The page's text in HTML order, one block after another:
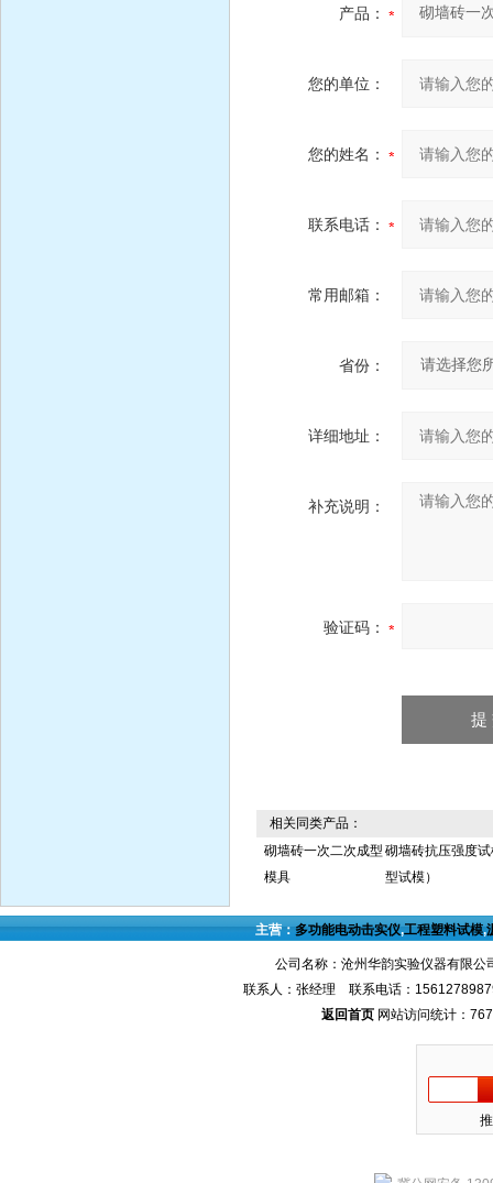
产品：
您的单位：
您的姓名：
联系电话：
常用邮箱：
省份：
详细地址：
补充说明：
验证码：
相关同类产品：
砌墙砖一次二次成型
模具
砌墙砖抗压强度
型试模）
主营：多功能电动击实仪,工程塑料试模,
公司名称：沧州华韵实验仪器有限
联系人：张经理 联系电话：
返回首页 网站访问统计：